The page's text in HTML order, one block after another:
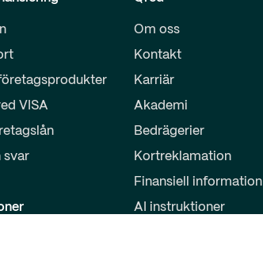
VISA
svar
Om oss
Kontakt
Karriär
Akademi
Bedrägerier
Kortreklamation
Finansiell information
AI instruktioner